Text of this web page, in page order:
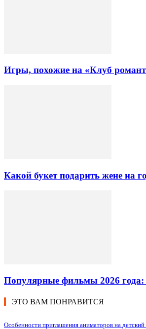
Игры, похожие на «Клуб
Какой букет подарить жене на
Популярные фильмы 2026
ЭТО ВАМ ПОНРАВИТСЯ
Особенности приглашения аниматоров на детский